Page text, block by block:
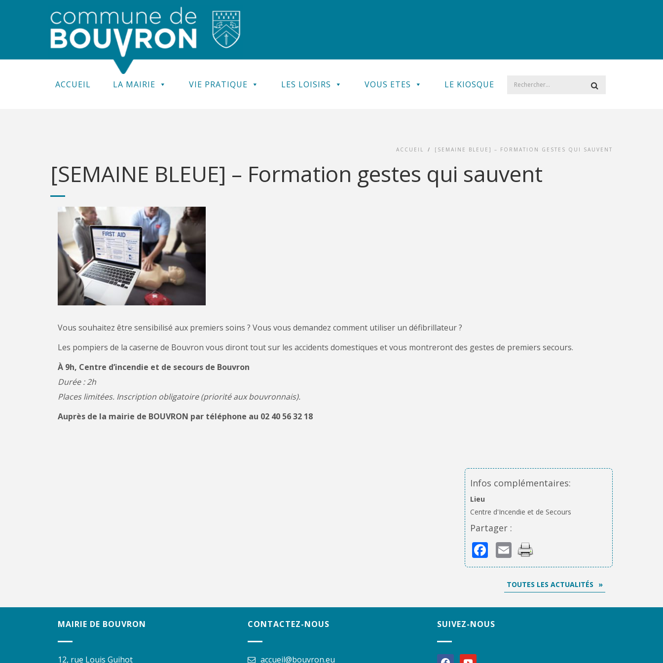
ACCUEIL LA MAIRIE VIE PRATIQUE LES LOISIRS VOUS ETES LE KIOSQUE
ACCUEIL / [SEMAINE BLEUE] – FORMATION GESTES QUI SAUVENT
[SEMAINE BLEUE] – Formation gestes qui sauvent
Vous souhaitez être sensibilisé aux premiers soins ? Vous vous demandez comment utiliser un défibrillateur ?
Les pompiers de la caserne de Bouvron vous diront tout sur les accidents domestiques et vous montreront des gestes de premiers secours.
À 9h, Centre d’incendie et de secours de Bouvron
Durée : 2h
Places limitées. Inscription obligatoire (priorité aux bouvronnais).
Auprès de la mairie de BOUVRON par téléphone au 02 40 56 32 18
Infos complémentaires:
Lieu
Centre d'Incendie et de Secours
Partager :
Facebook
Email
TOUTES LES ACTUALITÉS
MAIRIE DE BOUVRON
12, rue Louis Guihot
CONTACTEZ-NOUS
accueil@bouvron.eu
SUIVEZ-NOUS